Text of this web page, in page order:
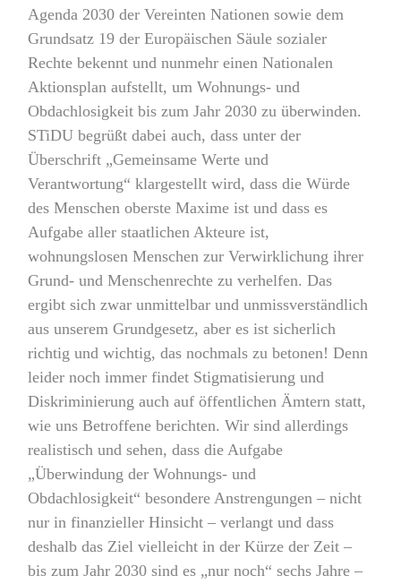
Agenda 2030 der Vereinten Nationen sowie dem
Grundsatz 19 der Europäischen Säule sozialer
Rechte bekennt und nunmehr einen Nationalen
Aktionsplan aufstellt, um Wohnungs- und
Obdachlosigkeit bis zum Jahr 2030 zu überwinden.
STiDU begrüßt dabei auch, dass unter der
Überschrift „Gemeinsame Werte und
Verantwortung“ klargestellt wird, dass die Würde
des Menschen oberste Maxime ist und dass es
Aufgabe aller staatlichen Akteure ist,
wohnungslosen Menschen zur Verwirklichung ihrer
Grund- und Menschenrechte zu verhelfen. Das
ergibt sich zwar unmittelbar und unmissverständlich
aus unserem Grundgesetz, aber es ist sicherlich
richtig und wichtig, das nochmals zu betonen! Denn
leider noch immer findet Stigmatisierung und
Diskriminierung auch auf öffentlichen Ämtern statt,
wie uns Betroffene berichten. Wir sind allerdings
realistisch und sehen, dass die Aufgabe
„Überwindung der Wohnungs- und
Obdachlosigkeit“ besondere Anstrengungen – nicht
nur in finanzieller Hinsicht – verlangt und dass
deshalb das Ziel vielleicht in der Kürze der Zeit –
bis zum Jahr 2030 sind es „nur noch“ sechs Jahre –